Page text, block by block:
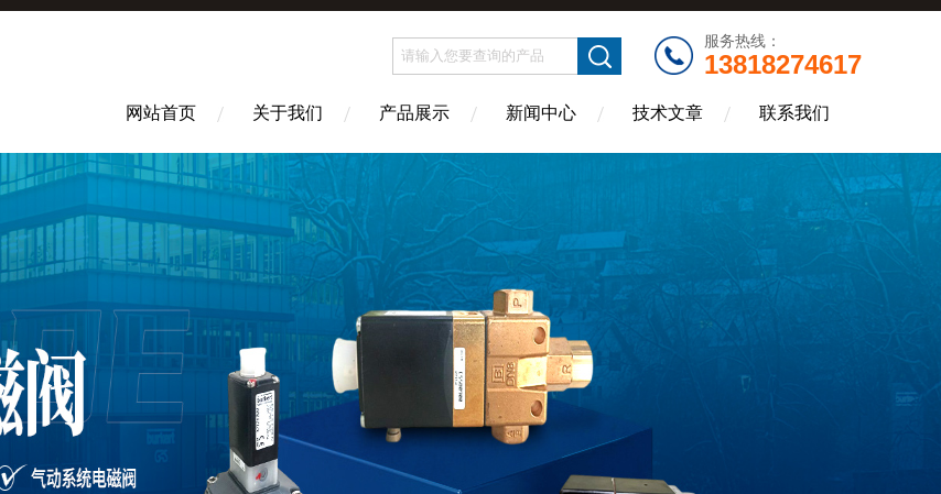
服务热线：
13818274617
网站首页 关于我们 产品展示 新闻中心 技术文章 联系我们